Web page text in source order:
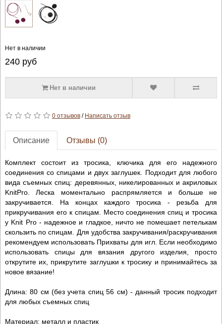
Нет в наличии
240руб
Нет в наличии
0 отзывов/ Написать отзыв
Описание Отзывы (0)
Комплект состоит из тросика, ключика для его надежного
соединения со спицами и двух заглушек. Подходит для любого
вида съемных спиц: деревянных, никелированных и акриловых
KnitPro. Леска моментально распрямляется и больше не
закручивается. На концах каждого тросика - резьба для
прикручивания его к спицам. Место соединения спиц и тросика
у Knit Pro - надежное и гладкое, ничто не помешает петелькам
скользить по спицам. Для удобства закручивания/раскручивания
рекомендуем использовать Прихваты для игл. Если необходимо
использовать спицы для вязания другого изделия, просто
открутите их, прикрутите заглушки к тросику и принимайтесь за
новое вязание!
Длина: 80 см (без учета спиц 56 см) - данный тросик подходит
для любых съемных спиц
Материал: металл и пластик